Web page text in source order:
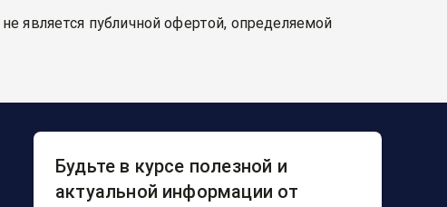
является публичной офертой, определяемой
Будьте в курсе полезной и
актуальной информации от